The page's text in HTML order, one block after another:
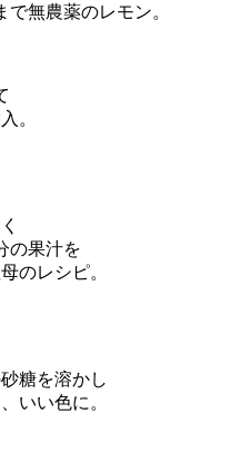
無農薬のレモン。
。
の果汁を
のレシピ。
糖を溶かし
いい色に。